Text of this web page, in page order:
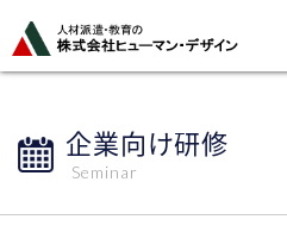
企業向け研修
Seminar
ジ
ト